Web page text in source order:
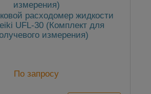
расходомер жидкости
UFL-30 (Комплект для
измерения)
По запросу